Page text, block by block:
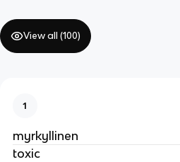
View all (100)
1
myrkyllinen
toxic